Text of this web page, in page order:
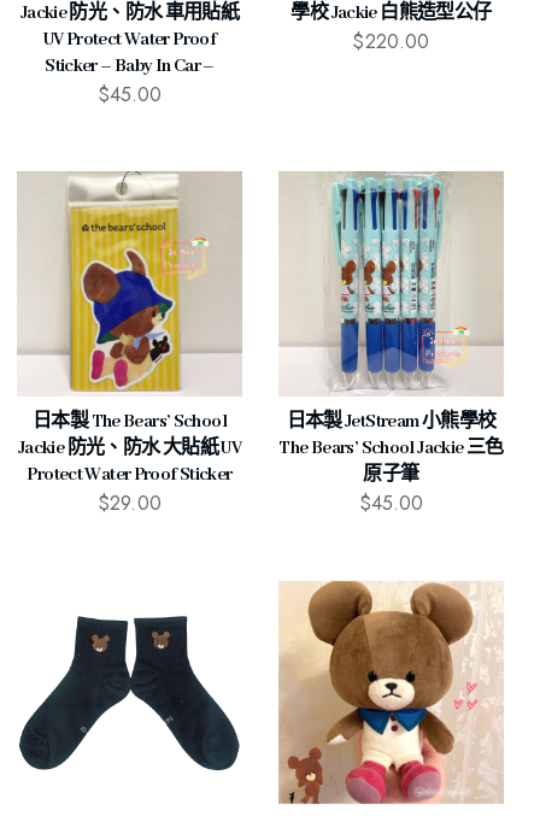
Jackie 防光、防水 車用貼紙
UV Protect Water Proof
Sticker – Baby In Car –
$45.00
學校 Jackie 白熊造型公仔
$220.00
日本製 The Bears’ School
Jackie 防光、防水 大貼紙 UV
Protect Water Proof Sticker
$29.00
日本製 JetStream 小熊學校
The Bears’ School Jackie 三色
原子筆
$45.00